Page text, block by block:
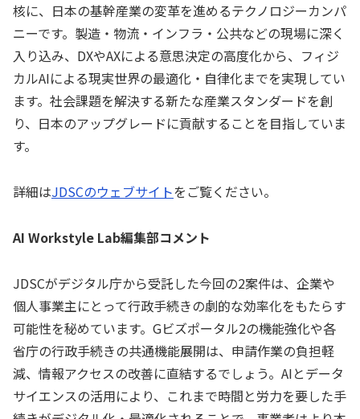
核に、日本の基幹産業の変革を進めるテクノロジーカンパ
ニーです。製造・物流・インフラ・公共などの現場に深く
入り込み、DXやAXによる意思決定の高度化から、フィジ
カルAIによる現実世界の最適化・自律化までを実現してい
ます。社会課題を解決する新たな産業スタンダードを創
り、日本のアップグレードに貢献することを目指していま
す。
詳細はJDSCのウェブサイトをご覧ください。
AI Workstyle Lab編集部コメント
JDSCがデジタル庁から受託した今回の2案件は、企業や
個人事業主にとって行政手続きの劇的な効率化をもたらす
可能性を秘めています。Gビズポータル2の機能強化や各
省庁の行政手続きの共通機能展開は、申請作業の負担軽
減、情報アクセスの改善に直結するでしょう。AIとデータ
サイエンスの活用により、これまで時間と労力を要した手